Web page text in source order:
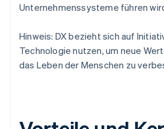
Unternehmenssysteme führen
Hinweis: DX bezieht sich auf
Technologie nutzen, um neue
das Leben der Menschen zu